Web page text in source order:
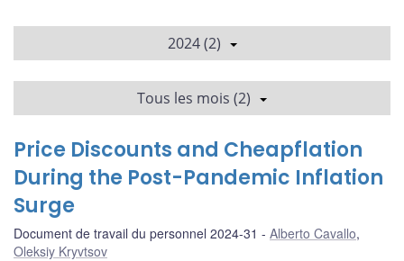
2024 (2)
Tous les mois (2)
Price Discounts and Cheapflation
During the Post-Pandemic Inflation
Surge
Document de travail du personnel 2024-31 Alberto Cavallo,
Oleksiy Kryvtsov